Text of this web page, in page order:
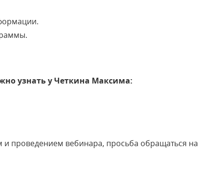
узнать у Четкина Максима:
проведением вебинара, просьба обращаться на